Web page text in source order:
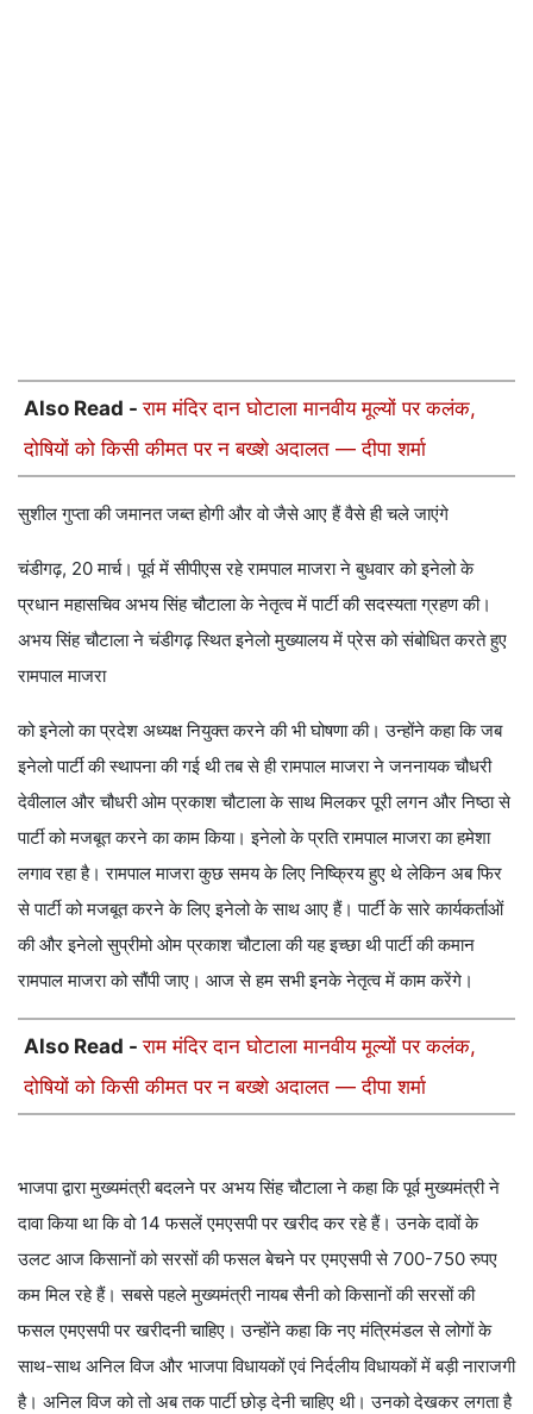
Also Read -राम मंदिर दान घोटाला मानवीय मूल्यों पर कलंक,
दोषियों को किसी कीमत पर न बख्शे अदालत — दीपा शर्मा
सुशील गुप्ता की जमानत जब्त होगी और वो जैसे आए हैं वैसे ही चले जाएंगे
चंडीगढ़, 20 मार्च। पूर्व में सीपीएस रहे रामपाल माजरा ने बुधवार को इनेलो के
प्रधान महासचिव अभय सिंह चौटाला के नेतृत्व में पार्टी की सदस्यता ग्रहण की।
अभय सिंह चौटाला ने चंडीगढ़ स्थित इनेलो मुख्यालय में प्रेस को संबोधित करते हुए
रामपाल माजरा
को इनेलो का प्रदेश अध्यक्ष नियुक्त करने की भी घोषणा की। उन्होंने कहा कि जब
इनेलो पार्टी की स्थापना की गई थी तब से ही रामपाल माजरा ने जननायक चौधरी
देवीलाल और चौधरी ओम प्रकाश चौटाला के साथ मिलकर पूरी लगन और निष्ठा से
पार्टी को मजबूत करने का काम किया। इनेलो के प्रति रामपाल माजरा का हमेशा
लगाव रहा है। रामपाल माजरा कुछ समय के लिए निष्क्रिय हुए थे लेकिन अब फिर
से पार्टी को मजबूत करने के लिए इनेलो के साथ आए हैं। पार्टी के सारे कार्यकर्ताओं
की और इनेलो सुप्रीमो ओम प्रकाश चौटाला की यह इच्छा थी पार्टी की कमान
रामपाल माजरा को सौंपी जाए। आज से हम सभी इनके नेतृत्व में काम करेंगे।
Also Read -राम मंदिर दान घोटाला मानवीय मूल्यों पर कलंक,
दोषियों को किसी कीमत पर न बख्शे अदालत — दीपा शर्मा
भाजपा द्वारा मुख्यमंत्री बदलने पर अभय सिंह चौटाला ने कहा कि पूर्व मुख्यमंत्री ने
दावा किया था कि वो 14 फसलें एमएसपी पर खरीद कर रहे हैं। उनके दावों के
उलट आज किसानों को सरसों की फसल बेचने पर एमएसपी से 700-750 रुपए
कम मिल रहे हैं। सबसे पहले मुख्यमंत्री नायब सैनी को किसानों की सरसों की
फसल एमएसपी पर खरीदनी चाहिए। उन्होंने कहा कि नए मंत्रिमंडल से लोगों के
साथ-साथ अनिल विज और भाजपा विधायकों एवं निर्दलीय विधायकों में बड़ी नाराजगी
है। अनिल विज को तो अब तक पार्टी छोड़ देनी चाहिए थी। उनको देखकर लगता है